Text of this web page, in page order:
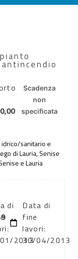
Scadenza
non
specificata
sanitario e
di Lauria, Senise
e Lauria
di
2013
Data di
fine
lavori:
30/04/2013